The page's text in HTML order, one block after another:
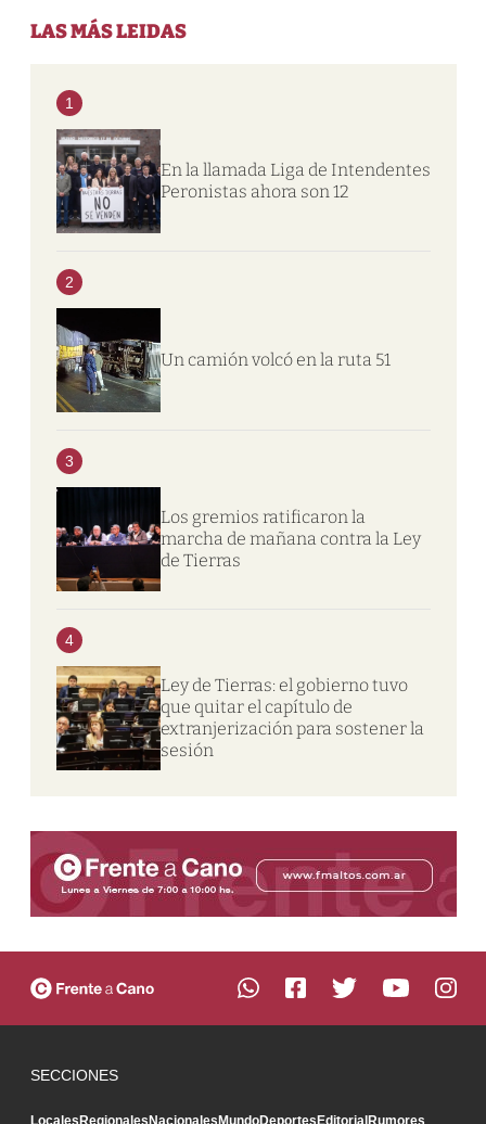
LAS MÁS LEIDAS
1
En la llamada Liga de Intendentes
Peronistas ahora son 12
2
Un camión volcó en la ruta 51
3
Los gremios ratificaron la
marcha de mañana contra la Ley
de Tierras
4
Ley de Tierras: el gobierno tuvo
que quitar el capítulo de
extranjerización para sostener la
sesión
SECCIONES
LocalesRegionalesNacionalesMundoDeportesEditorialRumores